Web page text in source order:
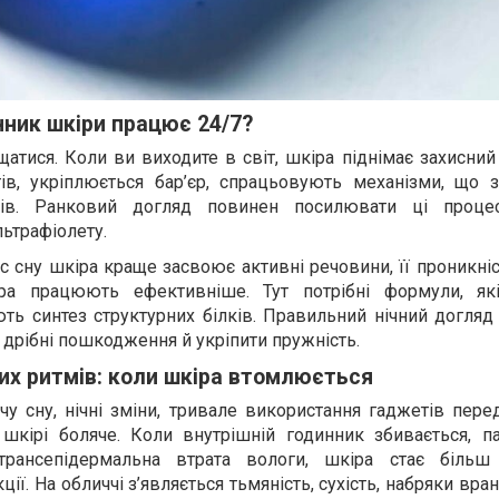
шкіри працює 24/7?
Коли ви виходите в світ, шкіра піднімає
укріплюється бар’єр, спрацьовують механізми,
Ранковий догляд повинен посилювати ці
сну шкіра краще засвоює активні речовини, її
працюють ефективніше. Тут потрібні формули,
синтез структурних білків. Правильний нічний
пошкодження й укріпити пружність.
ритмів: коли шкіра втомлюється
сну, нічні зміни, тривале використання гаджетів
боляче. Коли внутрішній годинник збивається,
втрата вологи, шкіра стає
На обличчі з’являється тьмяність, сухість, набряки